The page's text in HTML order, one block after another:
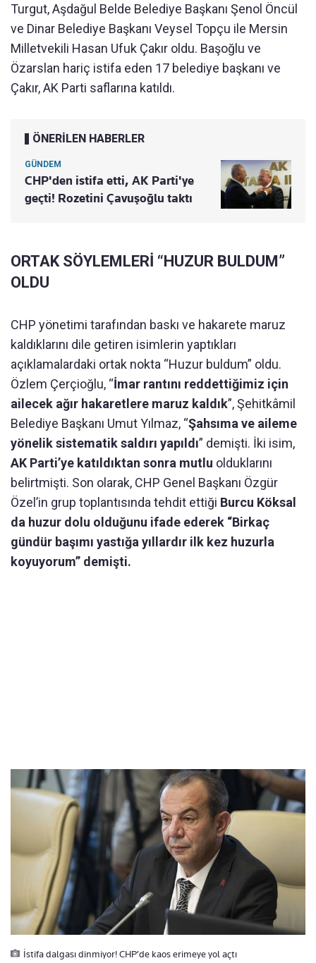
Turgut, Aşdağul Belde Belediye Başkanı Şenol Öncül
ve Dinar Belediye Başkanı Veysel Topçu ile Mersin
Milletvekili Hasan Ufuk Çakır oldu. Başoğlu ve
Özarslan hariç istifa eden 17 belediye başkanı ve
Çakır, AK Parti saflarına katıldı.
ÖNERİLEN HABERLER
GÜNDEM
CHP'den istifa etti, AK Parti'ye
geçti! Rozetini Çavuşoğlu taktı
ORTAK SÖYLEMLERİ “HUZUR BULDUM”
OLDU
CHP yönetimi tarafından baskı ve hakarete maruz
kaldıklarını dile getiren isimlerin yaptıkları
açıklamalardaki ortak nokta “Huzur buldum” oldu.
Özlem Çerçioğlu, “İmar rantını reddettiğimiz için
ailecek ağır hakaretlere maruz kaldık”, Şehitkâmil
Belediye Başkanı Umut Yılmaz, “Şahsıma ve aileme
yönelik sistematik saldırı yapıldı” demişti. İki isim,
AK Parti’ye katıldıktan sonra mutlu olduklarını
belirtmişti. Son olarak, CHP Genel Başkanı Özgür
Özel’in grup toplantısında tehdit ettiği Burcu Köksal
da huzur dolu olduğunu ifade ederek “Birkaç
gündür başımı yastığa yıllardır ilk kez huzurla
koyuyorum” demişti.
İstifa dalgası dinmiyor! CHP’de kaos erimeye yol açtı